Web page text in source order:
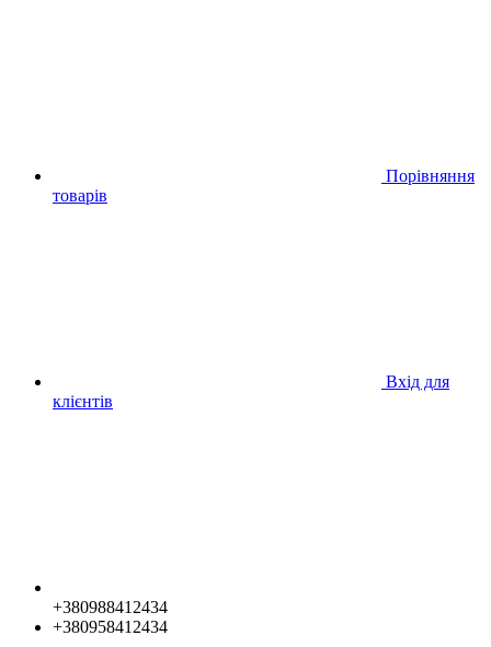
Порівняння
товарів
Вхід для
клієнтів
+380988412434
+380958412434